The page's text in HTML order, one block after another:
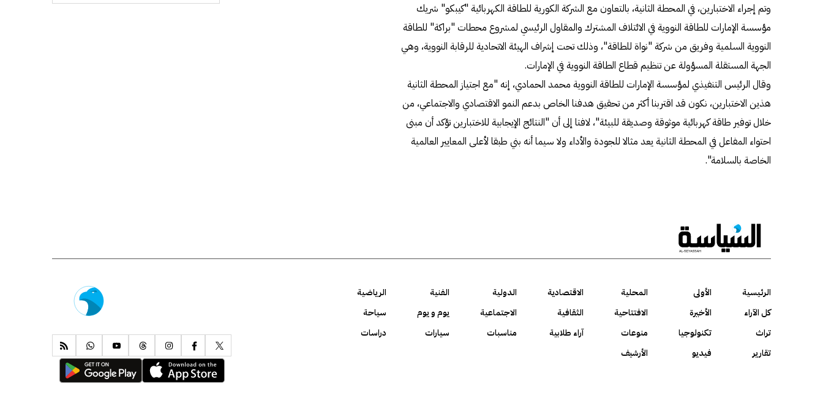
وتم إجراء الاختبارين، في المحطة الثانية، بالتعاون مع الشركة الكورية للطاقة الكهربائية "كيبكو" شريك
مؤسسة الإمارات للطاقة النووية في الائتلاف المشترك والمقاول الرئيسي لمشروع محطات "براكة" للطاقة
النووية السلمية وفريق من شركة "نواة للطاقة"، وذلك تحت إشراف الهيئة الاتحادية للرقابة النووية، وهي
الجهة المستقلة المسؤولة عن تنظيم قطاع الطاقة النووية في الإمارات.
وقال الرئيس التنفيذي لمؤسسة الإمارات للطاقة النووية محمد الحمادي، إنه "مع اجتياز المحطة الثانية
هذين الاختبارين، نكون قد اقتربنا أكثر من تحقيق هدفنا الخاص بدعم النمو الاقتصادي والاجتماعي، من
خلال توفير طاقة كهربائية موثوقة وصديقة للبيئة"، لافتا إلى أن "النتائج الإيجابية للاختبارين تؤكد أن مبنى
احتواء المفاعل في المحطة الثانية يعد مثالا للجودة والأداء ولا سيما أنه بني طبقا لأعلى المعايير العالمية
الخاصة بالسلامة".
الرئيسية الأولى المحلية الاقتصادية الدولية الفنية
الرياضية
كل الآراء
الأخيرة الافتتاحية الثقافية الاجتماعية يوم و يوم
سياحة
تراث
تكنولوجيا منوعات آراء طلابية مناسبات سيارات
دراسات
تقارير
فيديو الأرشيف